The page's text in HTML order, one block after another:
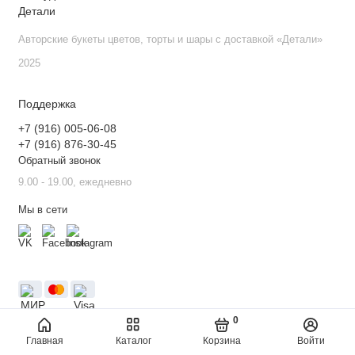
Главная Каталог Корзина
0
Войти
Авторские букеты цветов, торты и шары с доставкой «Детали»
2025
Поддержка
+7 (916) 005-06-08
+7 (916) 876-30-45
Обратный звонок
9.00 - 19.00, ежедневно
Мы в сети